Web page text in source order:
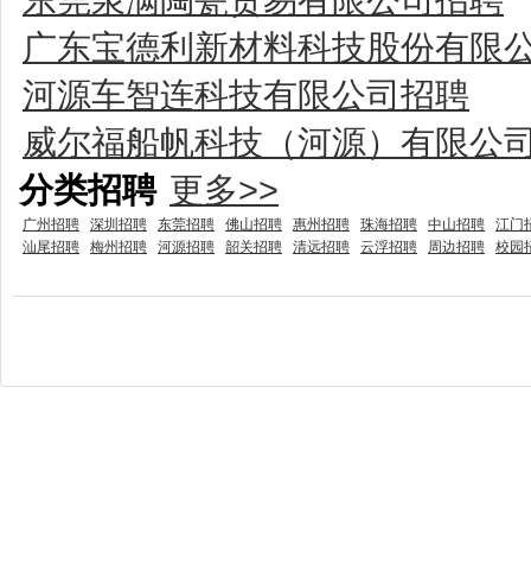
广东宝德利新材料科技股份有限
河源车智连科技有限公司招聘
威尔福船帆科技（河源）有限公
分类招聘 更多>>
广州招聘 深圳招聘 东莞招聘 佛山招聘 惠州招聘 珠海招聘 中山招聘
江门
汕尾招聘
梅州招聘 河源招聘 韶关招聘 清远招聘 云浮招聘 周边招聘 校园